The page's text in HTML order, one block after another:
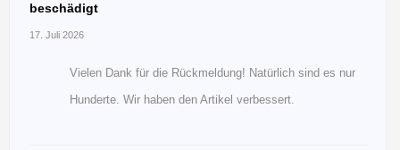
beschädigt
17. Juli 2026
Vielen Dank für die Rückmeldung! Natürlich sind es nur
Hunderte. Wir haben den Artikel verbessert.